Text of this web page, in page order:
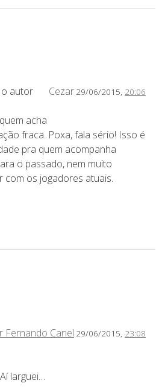
Cezar 29/06/2015, 20:06
o autor
acha
fraca. Poxa, fala sério! Isso é
pra quem acompanha
o passado, nem muito
com os jogadores atuais.
Fernando Canel 29/06/2015, 23:08
larguei…